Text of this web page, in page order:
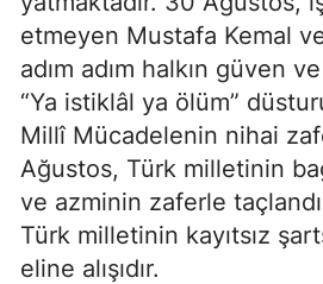
etmeyen Mustafa Kemal
adım adım halkın güven
“Ya istiklâl ya ölüm”
Millî Mücadelenin nihai
Ağustos, Türk milletinin
ve azminin zaferle
Türk milletinin kayıtsız
eline alışıdır.